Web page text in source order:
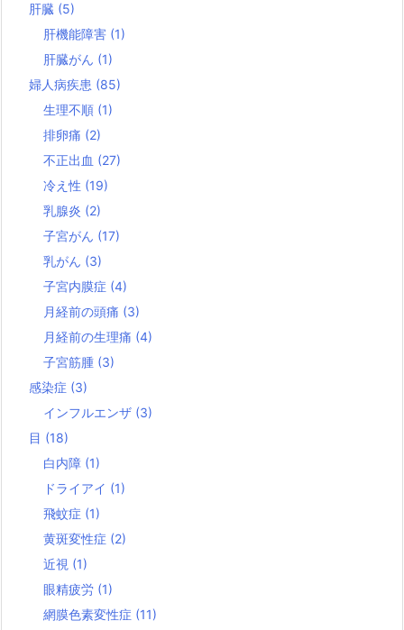
肝臓 (5)
肝機能障害 (1)
肝臓がん (1)
婦人病疾患 (85)
生理不順 (1)
排卵痛 (2)
不正出血 (27)
冷え性 (19)
乳腺炎 (2)
子宮がん (17)
乳がん (3)
子宮内膜症 (4)
月経前の頭痛 (3)
月経前の生理痛 (4)
子宮筋腫 (3)
感染症 (3)
インフルエンザ (3)
目 (18)
白内障 (1)
ドライアイ (1)
飛蚊症 (1)
黄斑変性症 (2)
近視 (1)
眼精疲労 (1)
網膜色素変性症 (11)